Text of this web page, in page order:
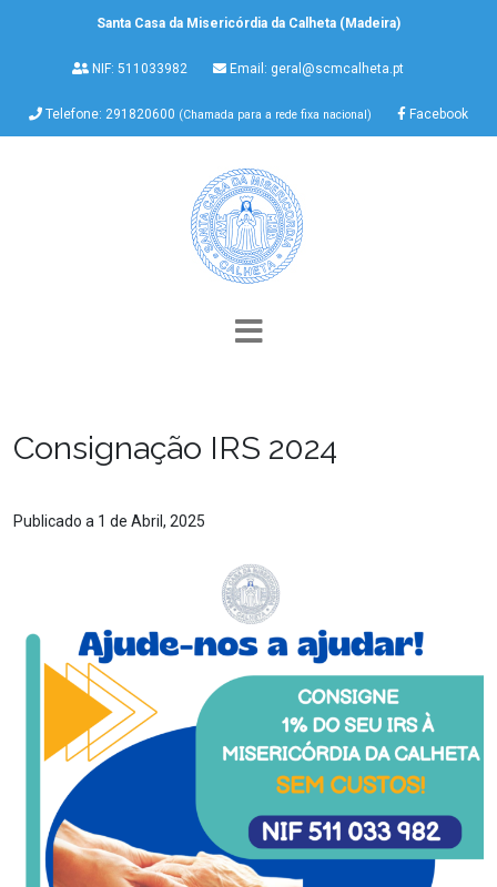
Santa Casa da Misericórdia da Calheta (Madeira)
NIF: 511033982 Email: geral@scmcalheta.pt
Telefone: 291820600 (Chamada para a rede fixa nacional) Facebook
Consignação IRS 2024
Publicado a 1 de Abril, 2025